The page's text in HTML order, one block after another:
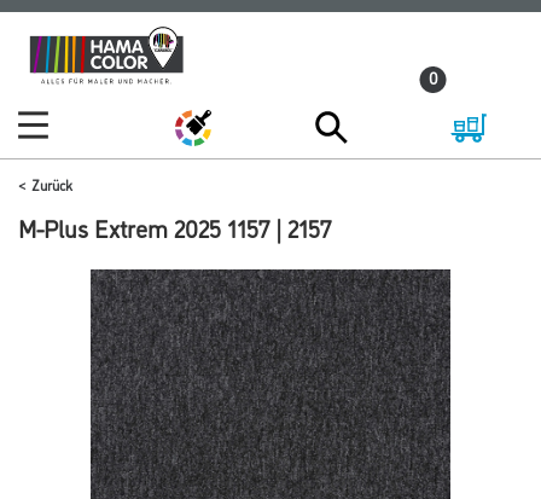
Zum
Inhalt
Zum
Navigationsmenü
0
Zurück
M-Plus Extrem 2025 1157 | 2157